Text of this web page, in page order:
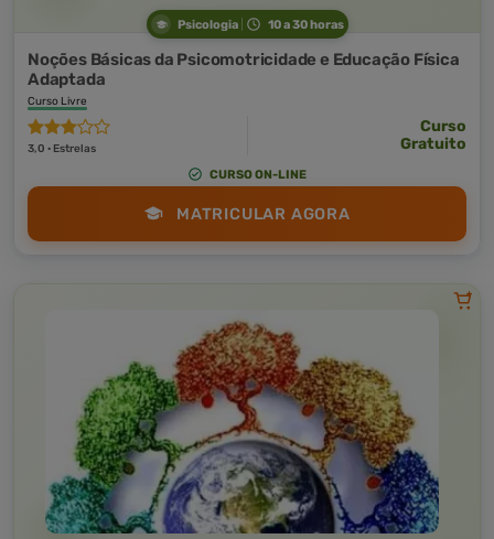
Psicologia 10 a 30 horas
Noções Básicas da Psicomotricidade e Educação Física
Adaptada
Curso Livre
3,0 · Estrelas
Curso
Gratuito
CURSO ON-LINE
MATRICULAR AGORA